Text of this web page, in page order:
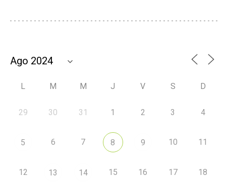
L M M J V S D
29 30 31 1 2 3 4
5 6 7 8 9 10 11
12 13 14 15 16 17 18